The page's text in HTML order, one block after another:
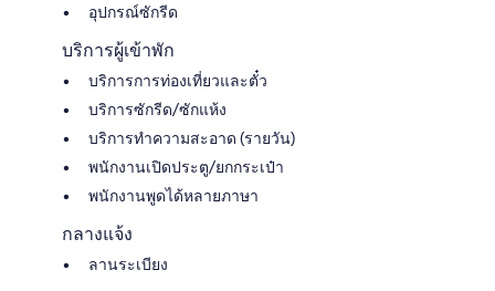
อุปกรณ์ซักรีด
บริการผู้เข้าพัก
บริการการท่องเที่ยวและตั๋ว
บริการซักรีด/ซักแห้ง
บริการทำความสะอาด (รายวัน)
พนักงานเปิดประตู/ยกกระเป๋า
พนักงานพูดได้หลายภาษา
กลางแจ้ง
ลานระเบียง